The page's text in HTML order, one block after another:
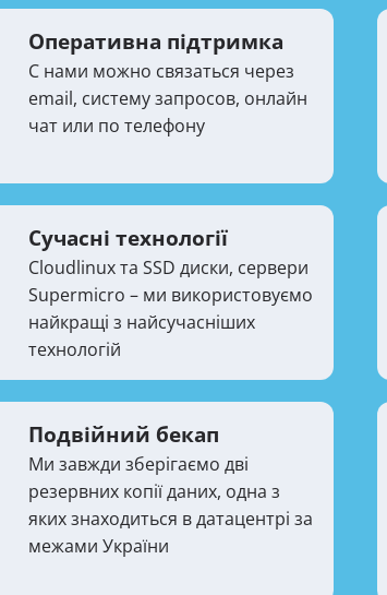
Оперативна підтримка
С нами можно связаться через
email, систему запросов, онлайн
чат или по телефону
Сучасні технології
Cloudlinux та SSD диски, сервери
Supermicro – ми використовуємо
найкращі з найсучасніших
технологій
Подвійний бекап
Ми завжди зберігаємо дві
резервних копії даних, одна з
яких знаходиться в датацентрі за
межами України